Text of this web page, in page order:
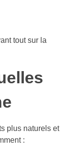
tout sur la
plus naturels et
: